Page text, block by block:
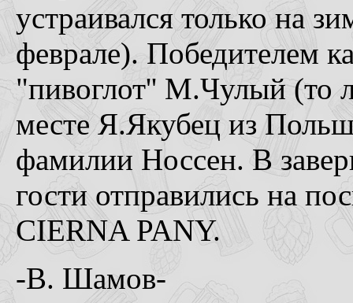
устраивался только на
феврале). Победителем
"пивоглот'' М.Чулый (то
месте Я.Якубец из
фамилии Носсен. В
гости отправились на
CIERNA PANY.
-В. Шамов-